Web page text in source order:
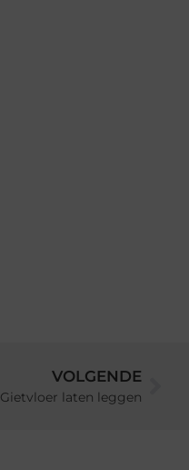
VOLGENDE
Gietvloer laten leggen